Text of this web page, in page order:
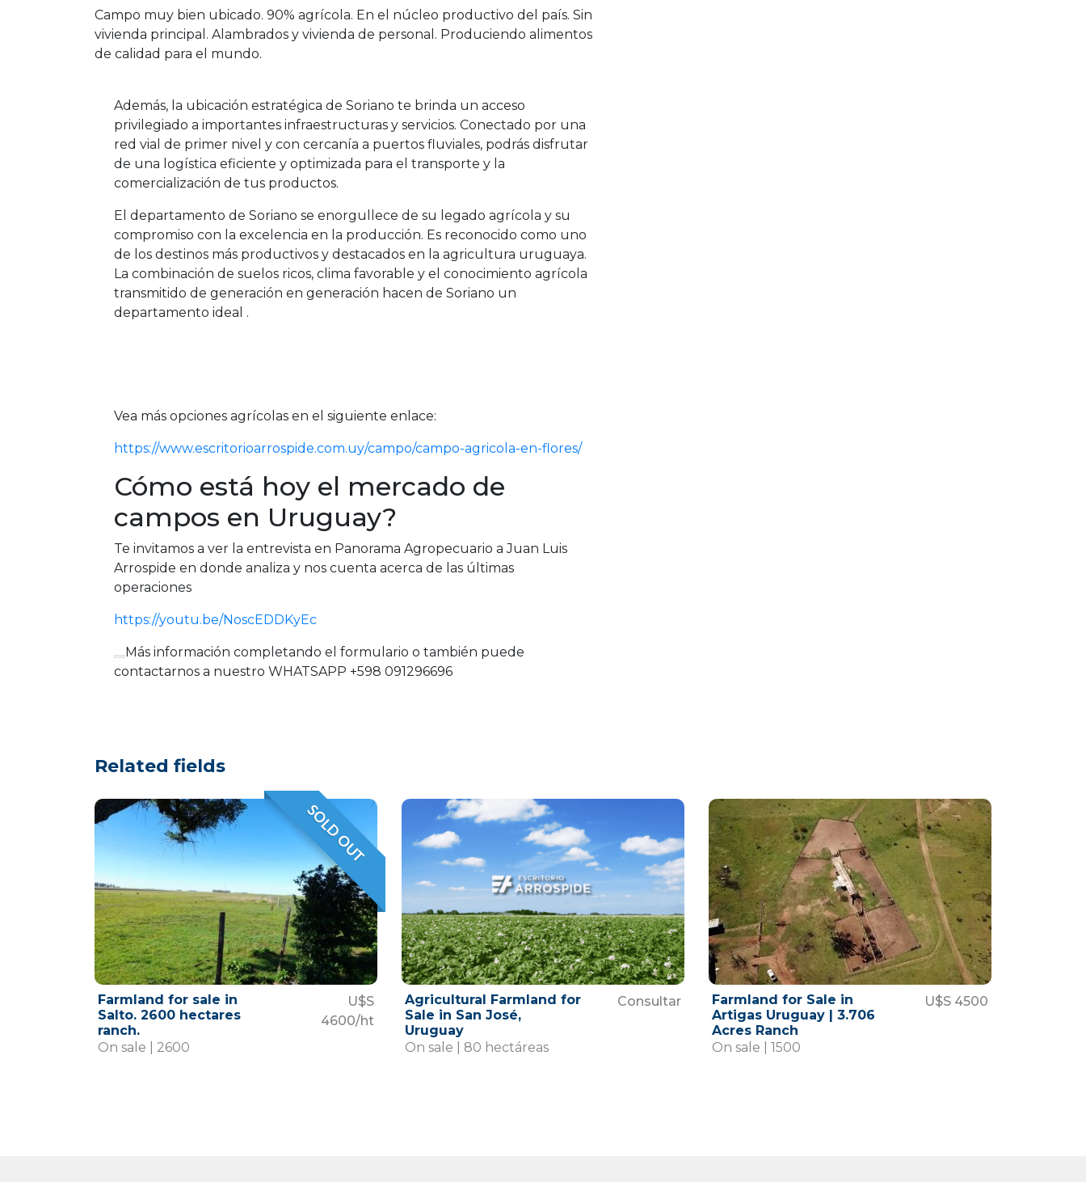
Campo muy bien ubicado. 90% agrícola. En el núcleo productivo del país. Sin
vivienda principal. Alambrados y vivienda de personal. Produciendo alimentos
de calidad para el mundo.
Además, la ubicación estratégica de Soriano te brinda un acceso
privilegiado a importantes infraestructuras y servicios. Conectado por una
red vial de primer nivel y con cercanía a puertos fluviales, podrás disfrutar
de una logística eficiente y optimizada para el transporte y la
comercialización de tus productos.
El departamento de Soriano se enorgullece de su legado agrícola y su
compromiso con la excelencia en la producción. Es reconocido como uno
de los destinos más productivos y destacados en la agricultura uruguaya.
La combinación de suelos ricos, clima favorable y el conocimiento agrícola
transmitido de generación en generación hacen de Soriano un
departamento ideal .
Vea más opciones agrícolas en el siguiente enlace:
https://www.escritorioarrospide.com.uy/campo/campo-agricola-en-flores/
Cómo está hoy el mercado de
campos en Uruguay?
Te invitamos a ver la entrevista en Panorama Agropecuario a Juan Luis
Arrospide en donde analiza y nos cuenta acerca de las últimas
operaciones
https://youtu.be/NoscEDDKyEc
Más información completando el formulario o también puede
contactarnos a nuestro WHATSAPP +598 091296696
Related fields
VENDIDO
SOLD OUT
Farmland for sale in
Salto. 2600 hectares
ranch.
U$S
4600/ht
On sale | 2600
Agricultural Farmland for
Sale in San José,
Uruguay
Consultar
On sale | 80 hectáreas
Farmland for Sale in
Artigas Uruguay | 3.706
Acres Ranch
U$S 4500
On sale | 1500